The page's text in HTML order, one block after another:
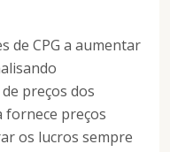
de CPG a aumentar
preços dos
fornece preços
os lucros sempre